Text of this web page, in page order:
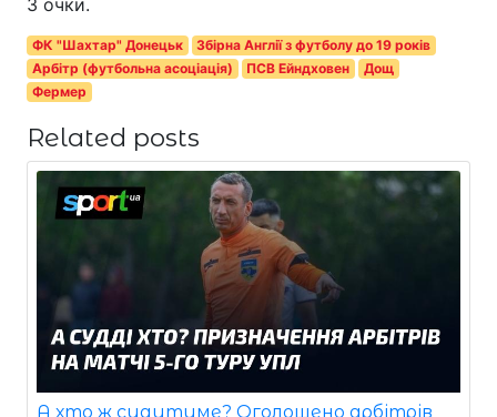
3 очки.
ФК "Шахтар" Донецьк
Збірна Англії з футболу до 19 років
Арбітр (футбольна асоціація)
ПСВ Ейндховен
Дощ
Фермер
Related posts
А хто ж судитиме? Оголошено арбітрів